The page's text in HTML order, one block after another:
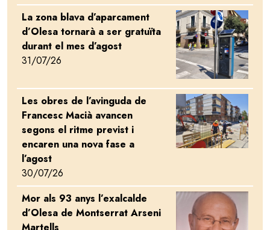
La zona blava d’aparcament
d’Olesa tornarà a ser gratuïta
durant el mes d’agost
31/07/26
Image
Les obres de l’avinguda de
Francesc Macià avancen
segons el ritme previst i
encaren una nova fase a
l’agost
30/07/26
Image
Mor als 93 anys l’exalcalde
d’Olesa de Montserrat Arseni
Image